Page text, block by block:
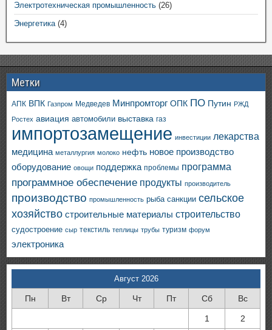
Электротехническая промышленность (26)
Энергетика(4)
Метки
АПК ВПК Газпром Медведев Минпромторг ОПК ПО Путин РЖД
Ростех авиация автомобили выставка газ
импортозамещение инвестиции лекарства
медицина металлургия молоко нефть новое производство
оборудование овощи поддержка проблемы программа
программное обеспечение продукты производитель
производство промышленность рыба санкции сельское
хозяйство строительные материалы строительство
судостроение сыр текстиль теплицы трубы туризм форум
электроника
Август 2026
Пн Вт Ср Чт Пт Сб Вс
1 2